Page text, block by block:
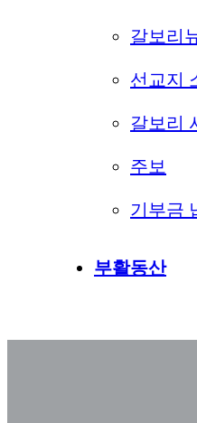
갈보리
선교지
갈보리
주보
기부금
부활동산